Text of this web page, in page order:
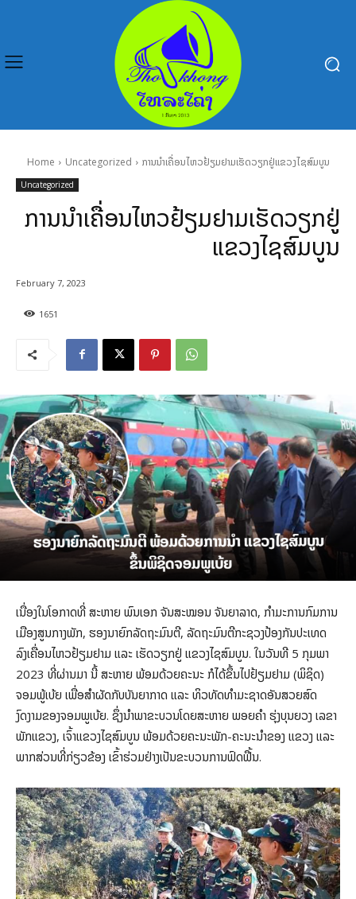
Home Uncategorized ການນຳເຄື່ອນໄຫວຢ້ຽມຢາມເຮັດວຽກຢູ່ແຂວງໄຊສົມບູນ
Uncategorized
ການນຳເຄື່ອນໄຫວຢ້ຽມຢາມເຮັດວຽກຢູ່
ແຂວງໄຊສົມບູນ
1651
February 7, 2023
ເນື່ອງໃນໂອກາດທີ່ ສະຫາຍ ພົນເອກ ຈັນສະໝອນ ຈັນຍາລາດ, ກຳມະການກົມການ
ເມືອງສູນກາງພັກ, ຮອງນາຍົກລັດຖະມົນຕີ, ລັດຖະມົນຕີກະຊວງປ້ອງກັນປະເທດ
ລົງເຄື່ອນໄຫວຢ້ຽມຢາມ ແລະ ເຮັດວຽກຢູ່ ແຂວງໄຊສົມບູນ. ໃນວັນທີ 5 ກຸມພາ
2023 ທີ່ຜ່ານມາ ນີ້ ສະຫາຍ ພ້ອມດ້ວຍຄະນະ ກໍໄດ້ຂຶ້ນໄປຢ້ຽມຢາມ (ພິຊິດ)
ຈອມພູ້ເບ້ຍ ເພື່ອສຳຜັດກັບບັນຍາກາດ ແລະ ທິວທັດທໍາມະຊາດອັນສວຍສົດ
ງົດງາມຂອງຈອມພູເບ້ຍ. ຊຶ່ງນໍາພາຂະບວນໂດຍສະຫາຍ ພອຍຄຳ ຮຸ່ງບຸນຍວງ ເລຂາ
ພັກແຂວງ, ເຈົ້າແຂວງໄຊສົມບູນ ພ້ອມດ້ວຍຄະນະພັກ-ຄະນະນຳຂອງ ແຂວງ ແລະ
ພາກສ່ວນທີ່ກ່ຽວຂ້ອງ ເຂົ້າຮ່ວມຢ່າງເປັນຂະບວນການຟົດຟື້ນ.